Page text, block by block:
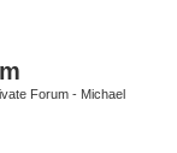
Forum - Michael